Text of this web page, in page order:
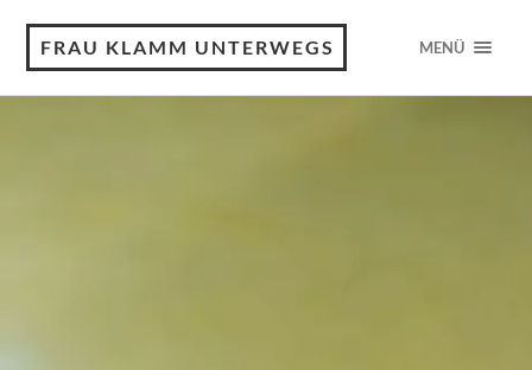
FRAU KLAMM UNTERWEGS MENÜ